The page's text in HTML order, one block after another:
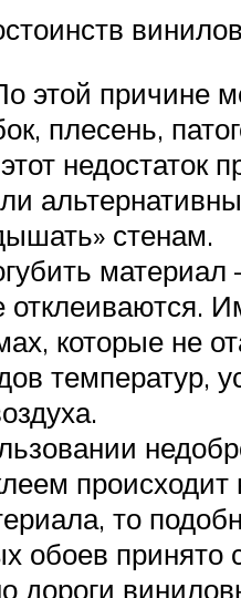
этой
плесень,
стенам.
которые не
температур,
то
принято